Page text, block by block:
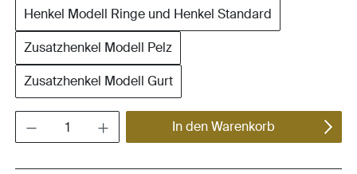
Henkel Modell Ringe und Henkel Standard
Zusatzhenkel Modell Pelz
Zusatzhenkel Modell Gurt
In den Warenkorb